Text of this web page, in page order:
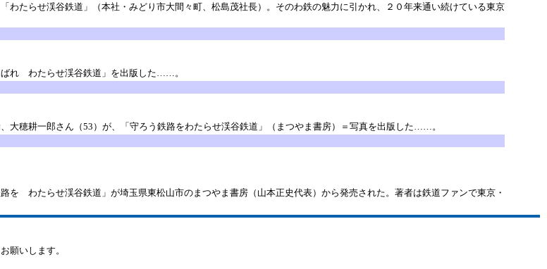
わたらせ渓谷鉄道」（本社・みどり市大間々町、松島茂社長）。そのわ鉄の魅力に引かれ、２０年来通い続けている東京
ばれ わたらせ渓谷鉄道」を出版した……。
穂耕一郎さん（53）が、「守ろう鉄路をわたらせ渓谷鉄道」（まつやま書房）＝写真を出版した……。
わたらせ渓谷鉄道」が埼玉県東松山市のまつやま書房（山本正史代表）から発売された。著者は鉄道ファンで東京・
願いします。